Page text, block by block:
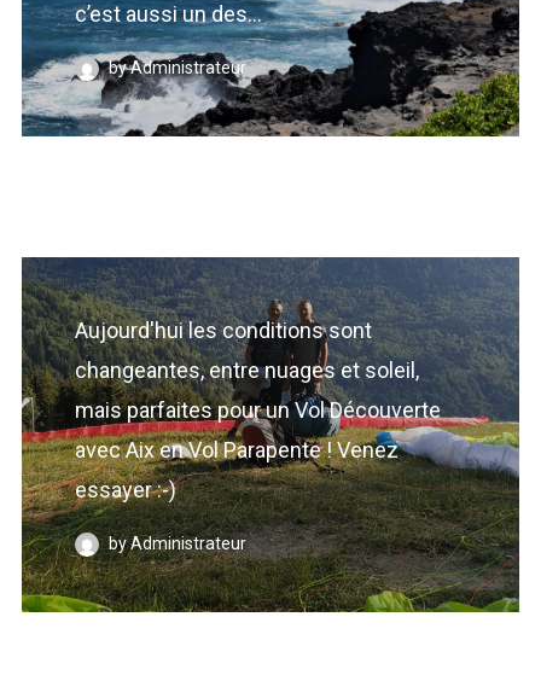
Remember me
c’est aussi un des...
by Administrateur
Aujourd'hui les conditions sont
changeantes, entre nuages et soleil,
mais parfaites pour un Vol Découverte
avec Aix en Vol Parapente ! Venez
essayer :-)
by Administrateur